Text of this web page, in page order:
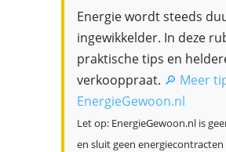
Energie wordt steeds
ingewikkelder. In deze
praktische tips en
verkooppraat. 🔎 Meer
EnergieGewoon.nl
Let op: EnergieGewoon.nl is
en sluit geen energiecontracten